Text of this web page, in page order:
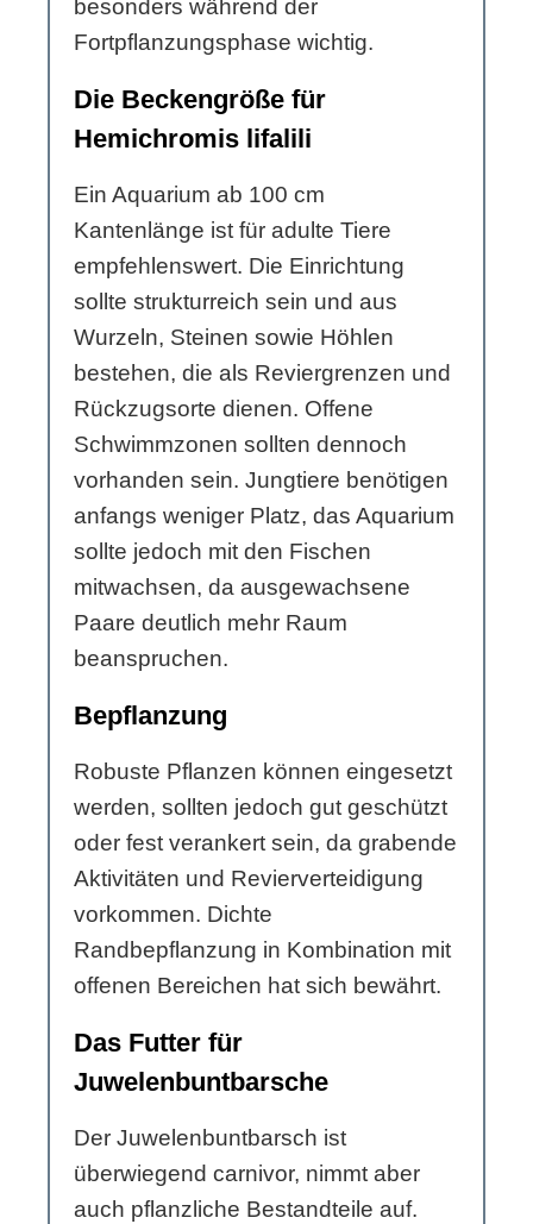
besonders während der
Fortpflanzungsphase wichtig.
Die Beckengröße für
Hemichromis lifalili
Ein Aquarium ab 100 cm
Kantenlänge ist für adulte Tiere
empfehlenswert. Die Einrichtung
sollte strukturreich sein und aus
Wurzeln, Steinen sowie Höhlen
bestehen, die als Reviergrenzen und
Rückzugsorte dienen. Offene
Schwimmzonen sollten dennoch
vorhanden sein. Jungtiere benötigen
anfangs weniger Platz, das Aquarium
sollte jedoch mit den Fischen
mitwachsen, da ausgewachsene
Paare deutlich mehr Raum
beanspruchen.
Bepflanzung
Robuste Pflanzen können eingesetzt
werden, sollten jedoch gut geschützt
oder fest verankert sein, da grabende
Aktivitäten und Revierverteidigung
vorkommen. Dichte
Randbepflanzung in Kombination mit
offenen Bereichen hat sich bewährt.
Das Futter für
Juwelenbuntbarsche
Der Juwelenbuntbarsch ist
überwiegend carnivor, nimmt aber
auch pflanzliche Bestandteile auf.